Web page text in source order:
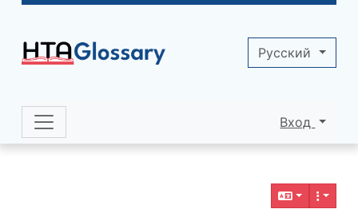
Navigation and related functionality
Site identity, navigation, etc.
Вход
Pусский